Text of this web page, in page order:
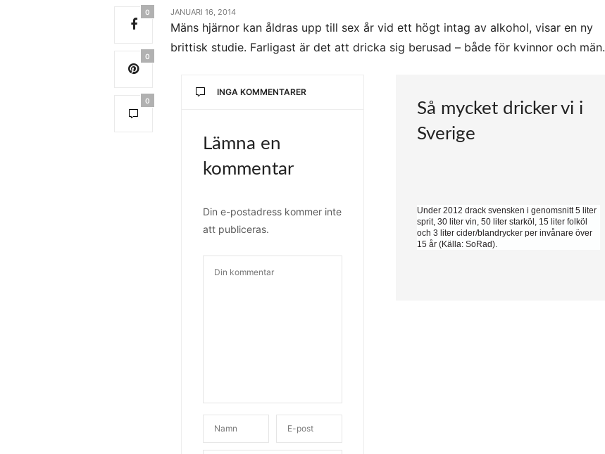
0
0
0
JANUARI 16, 2014
Mäns hjärnor kan åldras upp till sex år vid ett högt intag av alkohol, visar en ny
brittisk studie. Farligast är det att dricka sig berusad – både för kvinnor och män.
Så mycket dricker vi i
Sverige
Under 2012 drack svensken i genomsnitt 5 liter
sprit, 30 liter vin, 50 liter starköl, 15 liter folköl
och 3 liter cider/blandrycker per invånare över
15 år (Källa: SoRad).
INGA KOMMENTARER
Lämna en
kommentar
Din e-postadress kommer inte
att publiceras.